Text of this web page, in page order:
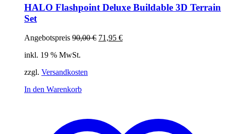
HALO Flashpoint Deluxe Buildable 3D Terrain
Set
Angebotspreis 90,00€ Ursprünglicher
71,95 €Aktueller
inkl. 19 % MwSt.
zzgl. Versandkosten
In den Warenkorb